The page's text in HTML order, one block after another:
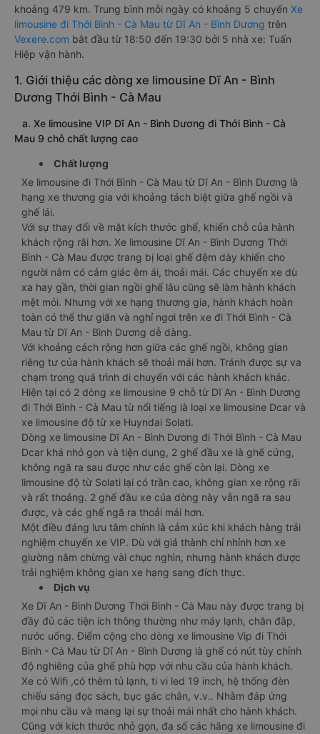
khoảng 479 km. Trung bình mỗi ngày có khoảng 5 chuyến Xe
limousine đi Thới Bình - Cà Mau từ Dĩ An - Bình Dương trên
Vexere.com bắt đầu từ 18:50 đến 19:30 bởi 5 nhà xe: Tuấn
Hiệp vận hành.
1. Giới thiệu các dòng xe limousine Dĩ An - Bình
Dương Thới Bình - Cà Mau
a. Xe limousine VIP Dĩ An - Bình Dương đi Thới Bình - Cà
Mau 9 chỗ chất lượng cao
Chất lượng
Xe limousine đi Thới Bình - Cà Mau từ Dĩ An - Bình Dương là
hạng xe thương gia với khoảng tách biệt giữa ghế ngồi và
ghế lái.
Với sự thay đổi về mặt kích thước ghế, khiến chỗ của hành
khách rộng rãi hơn. Xe limousine Dĩ An - Bình Dương Thới
Bình - Cà Mau được trang bị loại ghế đệm dày khiến cho
người nằm có cảm giác êm ái, thoải mái. Các chuyến xe dù
xa hay gần, thời gian ngồi ghế lâu cũng sẽ làm hành khách
mệt mỏi. Nhưng với xe hạng thương gia, hành khách hoàn
toàn có thể thư giãn và nghỉ ngơi trên xe đi Thới Bình - Cà
Mau từ Dĩ An - Bình Dương dễ dàng.
Với khoảng cách rộng hơn giữa các ghế ngồi, không gian
riêng tư của hành khách sẽ thoải mái hơn. Tránh được sự va
chạm trong quá trình di chuyển với các hành khách khác.
Hiện tại có 2 dòng xe limousine 9 chỗ từ Dĩ An - Bình Dương
đi Thới Bình - Cà Mau từ nổi tiếng là loại xe limousine Dcar và
xe limousine độ từ xe Huyndai Solati.
Dòng xe limousine Dĩ An - Bình Dương đi Thới Bình - Cà Mau
Dcar khá nhỏ gọn và tiện dụng, 2 ghế đầu xe là ghế cứng,
không ngã ra sau được như các ghế còn lại. Dòng xe
limousine độ từ Solati lại có trần cao, không gian xe rộng rãi
và rất thoáng. 2 ghế đầu xe của dòng này vẫn ngã ra sau
được, và các ghế ngã ra thoải mái hơn.
Một điều đáng lưu tâm chính là cảm xúc khi khách hàng trải
nghiệm chuyến xe VIP. Dù với giá thành chỉ nhỉnh hơn xe
giường nằm chừng vài chục nghìn, nhưng hành khách được
trải nghiệm không gian xe hạng sang đích thực.
Dịch vụ
Xe Dĩ An - Bình Dương Thới Bình - Cà Mau này được trang bị
đầy đủ các tiện ích thông thường như máy lạnh, chăn đắp,
nước uống. Điểm cộng cho dòng xe limousine Vip đi Thới
Bình - Cà Mau từ Dĩ An - Bình Dương là ghế có nút tùy chỉnh
độ nghiêng của ghế phù hợp với nhu cầu của hành khách.
Xe có Wifi ,có thêm tủ lạnh, ti vi led 19 inch, hệ thống đèn
chiếu sáng đọc sách, bục gác chân, v.v.. Nhằm đáp ứng
mọi nhu cầu và mang lại sự thoải mái nhất cho hành khách.
Cũng với kích thước nhỏ gọn, đa số các hãng xe limousine đi